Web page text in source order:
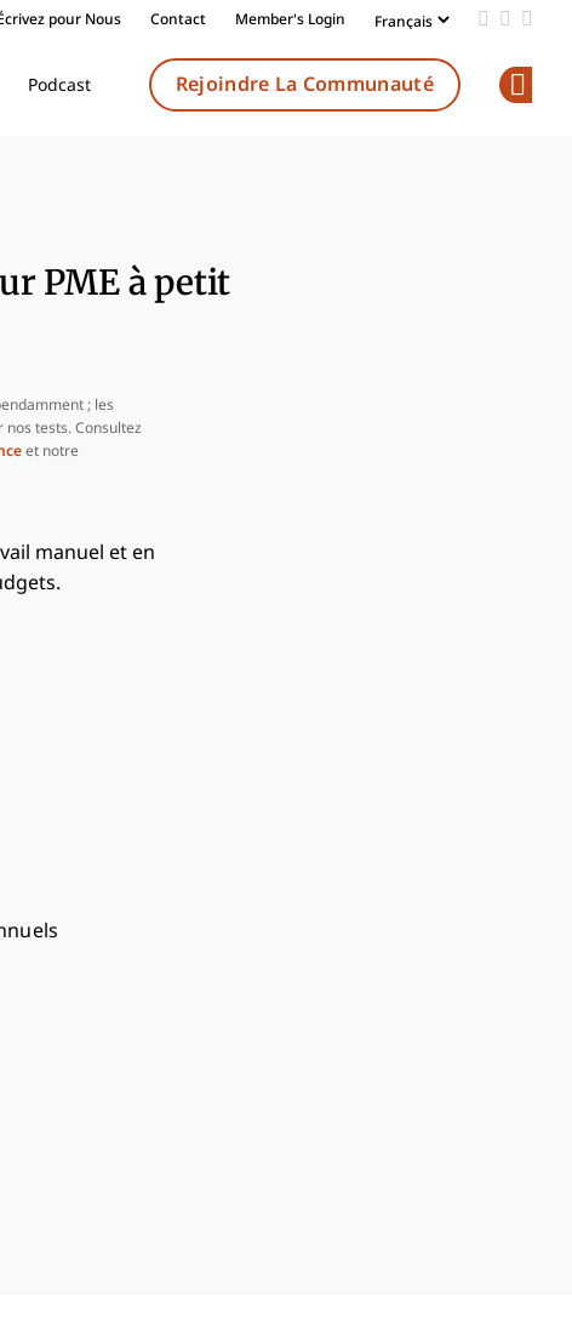
pour Nous Contact Member's Login Add us
Follow
Podcast Rejoindre La Communauté
PME à petit
; les
tests. Consultez
et notre
manuel et en